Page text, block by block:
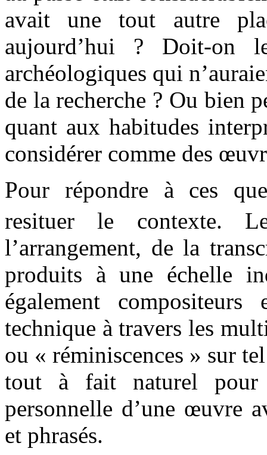
avait une tout autre
aujourd’hui ? Doit-on
archéologiques qui
de la recherche ? Ou bien
quant aux habitudes
considérer comme des
Pour répondre à ces
resituer le contexte.
l’arrangement, de la
produits à une échelle
également
technique à travers les
ou « réminiscences » sur
tout à fait naturel pour
personnelle d’une œuvre
et phrasés.